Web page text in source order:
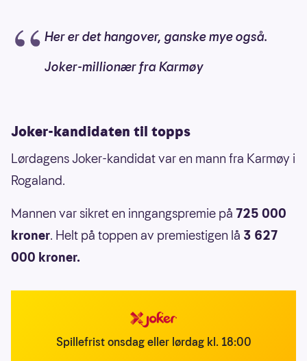
Her er det hangover, ganske mye også.
Joker-millionær fra Karmøy
Joker-kandidaten til topps
Lørdagens Joker-kandidat var en mann fra Karmøy i
Rogaland.
Mannen var sikret en inngangspremie på 725 000
kroner. Helt på toppen av premiestigen lå 3 627
000 kroner.
Spillefrist onsdag eller lørdag kl. 18:00